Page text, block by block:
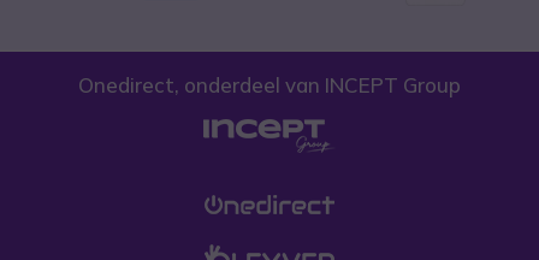
Onedirect, onderdeel van INCEPT Group